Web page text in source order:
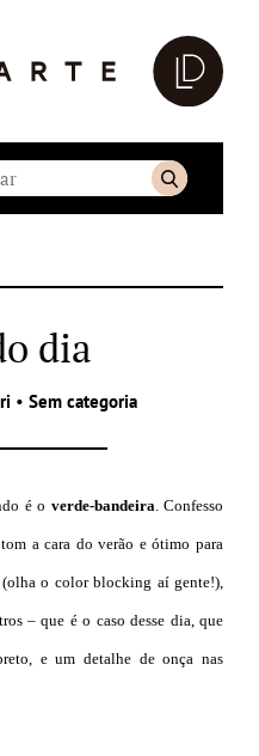
dia
• Sem categoria
é o verde-bandeira . Confesso
a cara do verão e ótimo para
(olha o color blocking aí gente!),
– que é o caso desse dia, que
e um detalhe de onça nas